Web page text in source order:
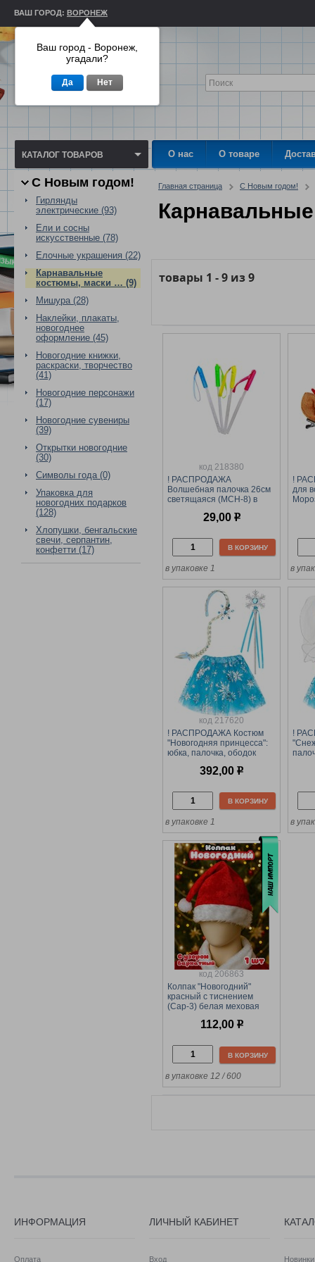
ВАШ ГОРОД: ВОРОНЕЖ
КАТАЛОГ ТОВАРОВ О нас О товаре
С Новым годом!
Гирлянды
электрические (93)
Ели и сосны
искусственные (78)
Елочные украшения (22)
Карнавальные
костюмы, маски … (9)
Мишура (28)
Наклейки, плакаты,
новогоднее
оформление (45)
Новогодние книжки,
раскраски, творчество
(41)
Новогодние персонажи
(17)
Новогодние сувениры
(39)
Открытки новогодние
(30)
Символы года (0)
Упаковка для
новогодних подарков
(128)
Хлопушки, бенгальские
свечи, серпантин,
конфетти (17)
Главная страница С Новым годом!
товары 1 -9 из9
код 218380
! РАСПРОДАЖА
Волшебная палочка 26см
светящаяся (MCH-8) в
29,00 р
В КОРЗИНУ
в упаковке 1
!
для
в
код 217620
! РАСПРОДАЖА Костюм
"Новогодняя принцесса":
юбка, палочка, ободок
392,00 р
В КОРЗИНУ
в упаковке 1
!
в
код 206863
Колпак "Новогодний"
красный с тиснением
(Cap-3) белая меховая
112,00 р
В КОРЗИНУ
в упаковке 12 / 600
ИНФОРМАЦИЯ
Оплата
ЛИЧНЫЙ КАБИНЕТ
Вход Новинки
Ваш город - Воронеж,
угадали?
Да Нет